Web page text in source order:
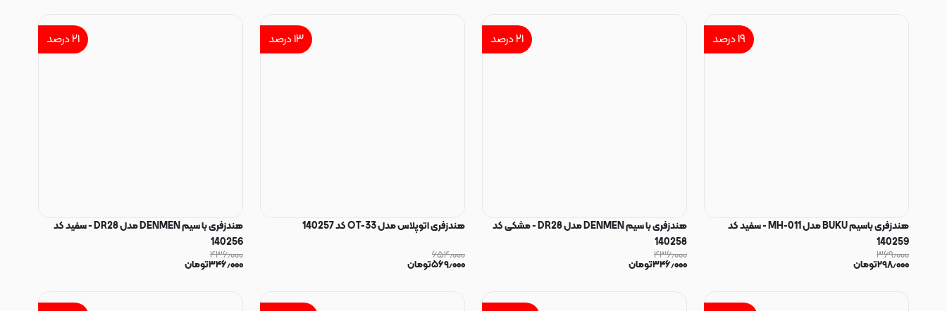
۱۹درصد
هندزفری باسیم BUKU مدل MH-011 - سفید کد
140259
۳۶۹٫۰۰۰
۲۹۸٫۰۰۰تومان
۲۱درصد
هندزفری با سیم DENMEN مدل DR28 - مشکی کد
140258
۴۳۶٫۰۰۰
۳۴۶٫۰۰۰تومان
۱۳درصد
هندزفری اتوپلاس مدل OT-33 کد 140257
۶۵۴٫۰۰۰
۵۶۹٫۰۰۰تومان
۲۱درصد
هندزفری با سیم DENMEN مدل DR28 - سفید کد
140256
۴۳۶٫۰۰۰
۳۴۶٫۰۰۰تومان